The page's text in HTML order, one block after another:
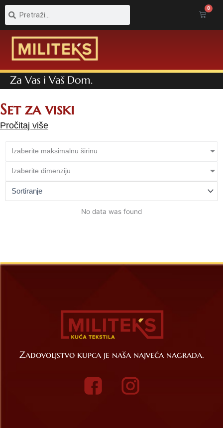
Pretraga 0
Cart
Za Vas i Vaš Dom.
Set za viski
Pročitaj više
Izaberite maksimalnu širinu
Izaberite dimenziju
No data was found
Zadovoljstvo kupca je naša najveća nagrada.